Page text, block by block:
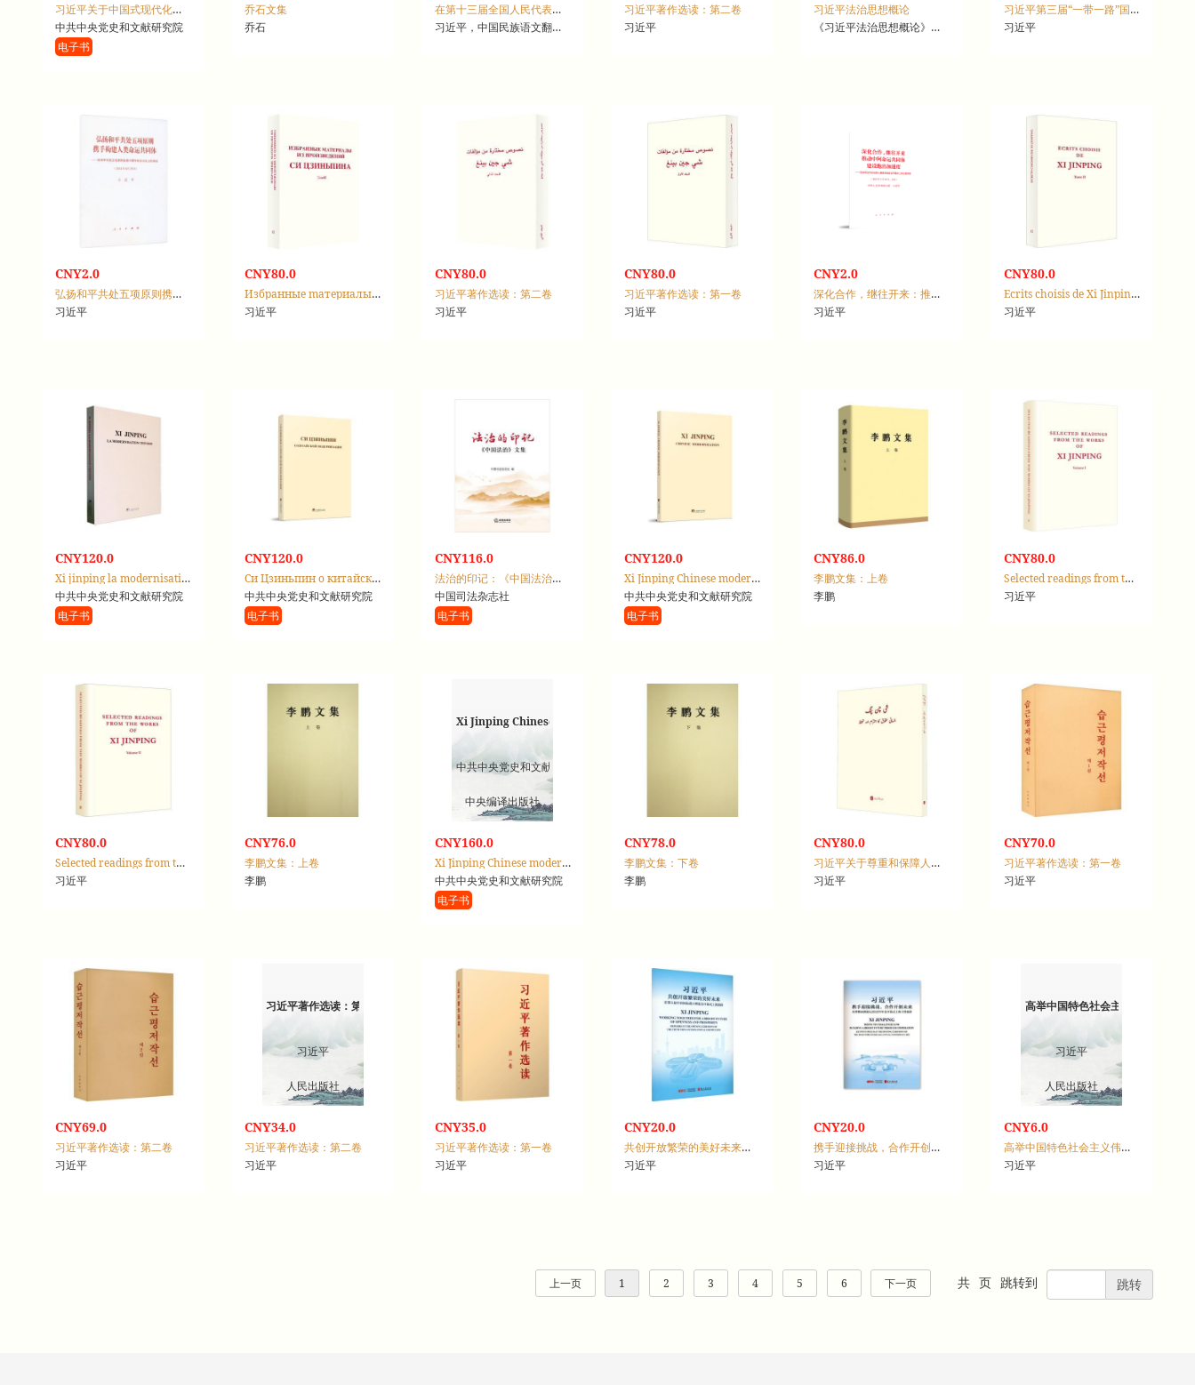
习近平关于中国式现代化论述摘编：日文
中共中央党史和文献研究院
电子书
乔石文集
乔石
在第十三届全国人民代表大会第一次会议上的讲话：2018年3月20日
习近平，中国民族语文翻译局
习近平著作选读：第二卷
习近平
习近平法治思想概论
《习近平法治思想概论》编写组[编]
习近平第三届“一带一路”国际合作高峰论坛重要讲话
习近平
CNY2.0
弘扬和平共处五项原则携手构建人类命运共同体：在和平共处五项原则发表70周年纪念大会上的讲话(2024年6月28日)
习近平
CNY80.0
Избранные mатериалыиз произведений：Tом Ⅱ
习近平
CNY80.0
习近平著作选读：第二卷
习近平
CNY80.0
习近平著作选读：第一卷
习近平
CNY2.0
深化合作，继往开来：推动中阿命运共同体建设跑出加速度
习近平
CNY80.0
Ecrits choisis de Xi Jinping：Tome Ⅱ
习近平
CNY120.0
Xi jinping la modernisation Chinoise
中共中央党史和文献研究院
电子书
CNY120.0
Си Цзиньпин о китайской модернизации
中共中央党史和文献研究院
电子书
CNY116.0
法治的印记：《中国法治》文集
中国司法杂志社
电子书
CNY120.0
Xi Jinping Chinese modernization
中共中央党史和文献研究院
电子书
CNY86.0
李鹏文集：上卷
李鹏
CNY80.0
Selected readings from the works of Xi Jinping：Volume Ⅰ
习近平
CNY80.0
Selected readings from the works of Xi Jinping：Volume Ⅱ
习近平
CNY76.0
李鹏文集：上卷
李鹏
Xi Jinping Chinese modernization：英汉对照
中共中央党史和文献研究院
中央编译出版社
CNY160.0
Xi Jinping Chinese modernization：英汉对照
中共中央党史和文献研究院
电子书
CNY78.0
李鹏文集：下卷
李鹏
CNY80.0
习近平关于尊重和保障人权论述摘编
习近平
CNY70.0
习近平著作选读：第一卷
习近平
CNY69.0
习近平著作选读：第二卷
习近平
习近平著作选读：第二卷
习近平
人民出版社
CNY34.0
习近平著作选读：第二卷
习近平
CNY35.0
习近平著作选读：第一卷
习近平
CNY20.0
共创开放繁荣的美好未来：在第五届中国国际进口博览会开幕式上的致辞
习近平
CNY20.0
携手迎接挑战，合作开创未来：在博鳌亚洲论坛2022年年会开幕式上的主旨演讲
习近平
高举中国特色社会主义伟大旗帜为
习近平
人民出版社
CNY6.0
高举中国特色社会主义伟大旗帜为全面建设社会主义现代化国家而团结奋斗：在中国共产党第二十次全国代表大会上的报告
习近平
上一页 1 2 3 4 5 6 下一页 共 页 跳转到 跳转